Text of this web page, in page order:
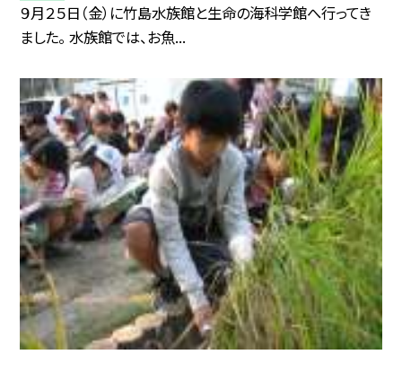
９月２５日（金）に竹島水族館と生命の海科学館へ行ってき
ました。 水族館では、お魚...